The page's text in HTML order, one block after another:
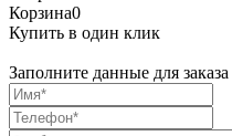
Корзина0
Купить в один клик
Заполните данные для заказа